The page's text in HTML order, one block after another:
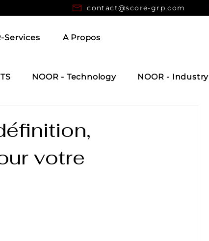
contact@score-grp.com
Services A Propos
NOOR - Technology NOOR - Industry
votre